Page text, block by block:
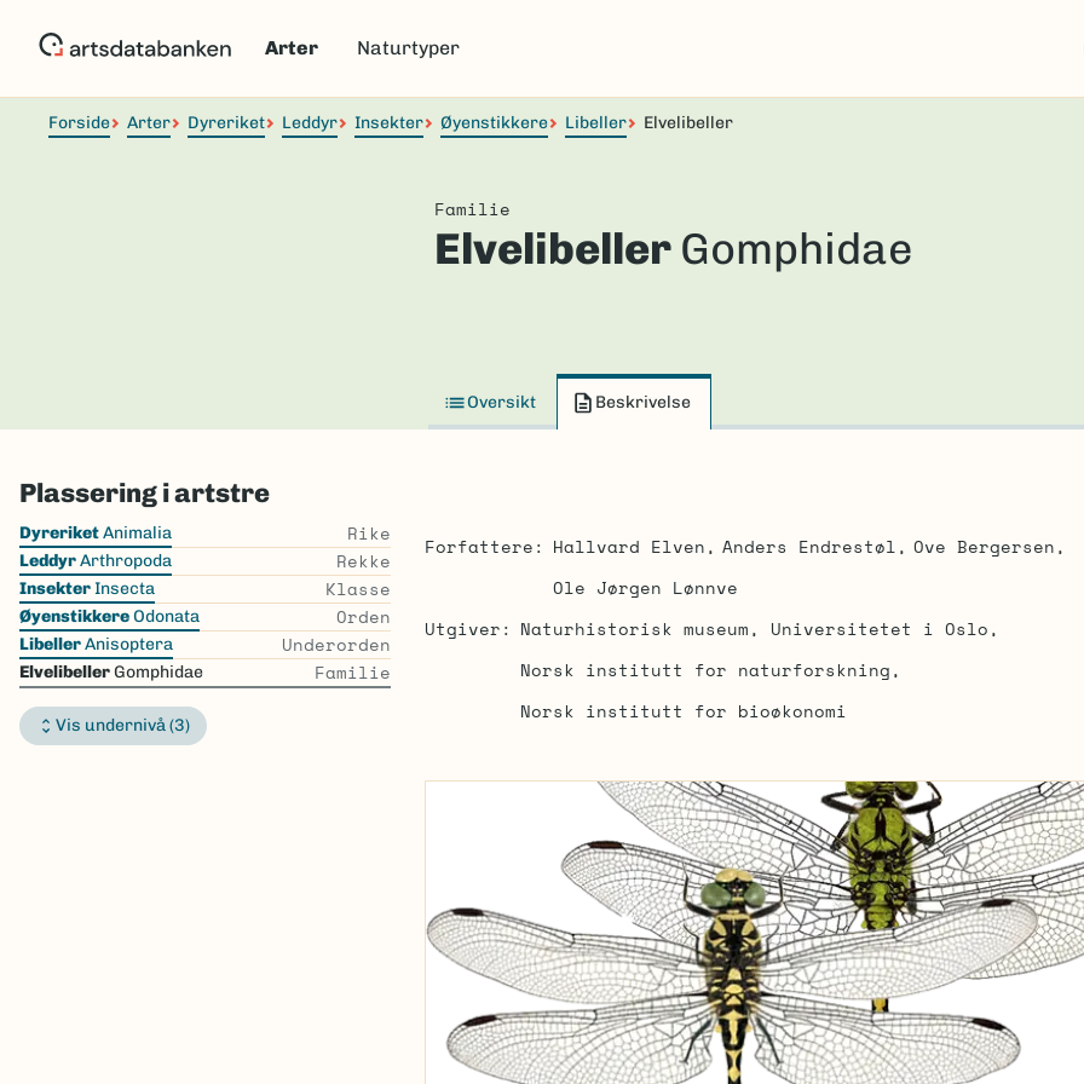
Arter Naturtyper
Forside Arter Dyreriket Leddyr Insekter Øyenstikkere Libeller Elvelibeller
Familie
Elvelibeller Gomphidae
Oversikt Beskrivelse
Plassering i artstre
Skip
the
list
DyreriketAnimalia Rike
LeddyrArthropoda Rekke
InsekterInsecta Klasse
ØyenstikkereOdonata Orden
LibellerAnisoptera Underorden
ElvelibellerGomphidae Familie
Vis undernivå (3)
Forfattere Hallvard Elven Anders Endrestøl
Ove Bergersen
Ole Jørgen Lønnve
Utgiver
Naturhistorisk museum, Universitetet i Oslo
Norsk institutt for naturforskning
Norsk institutt for bioøkonomi